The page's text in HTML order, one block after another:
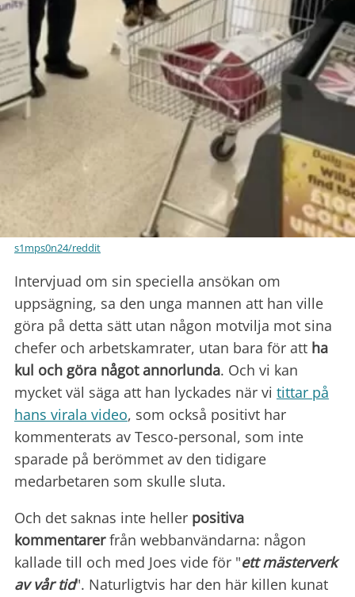
s1mps0n24/reddit
Intervjuad om sin speciella ansökan om
uppsägning, sa den unga mannen att han ville
göra på detta sätt utan någon motvilja mot sina
chefer och arbetskamrater, utan bara för att ha
kul och göra något annorlunda. Och vi kan
mycket väl säga att han lyckades när vi tittar på
hans virala video, som också positivt har
kommenterats av Tesco-personal, som inte
sparade på berömmet av den tidigare
medarbetaren som skulle sluta.
Och det saknas inte heller positiva
kommentarerfrån webbanvändarna: någon
kallade till och med Joes vide för "ett mästerverk
av vår tid". Naturligtvis har den här killen kunat